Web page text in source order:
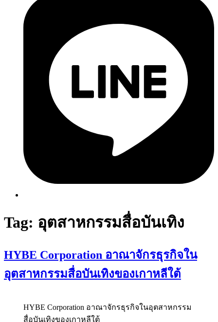
Tag: อุตสาหกรรมสื่อบันเทิง
HYBE Corporation อาณาจักรธุรกิจใน
อุตสาหกรรมสื่อบันเทิงของเกาหลีใต้
HYBE Corporation อาณาจักรธุรกิจในอุตสาหกรรม
สื่อบันเทิงของเกาหลีใต้